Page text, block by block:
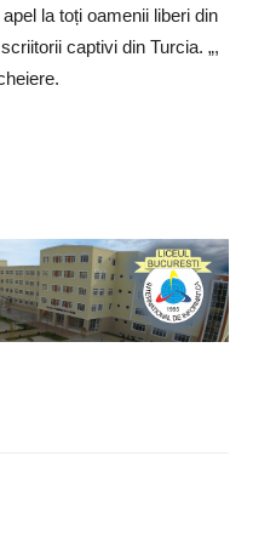
la toți oamenii liberi din
captivi din Turcia. „,